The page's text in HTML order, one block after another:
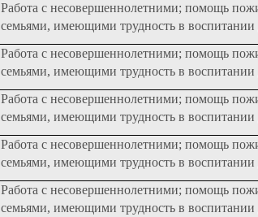
Работа с несовершеннолетними; помощь
семьями, имеющими трудность в воспитании
Работа с несовершеннолетними; помощь
семьями, имеющими трудность в воспитании
Работа с несовершеннолетними; помощь
семьями, имеющими трудность в воспитании
Работа с несовершеннолетними; помощь
семьями, имеющими трудность в воспитании
Работа с несовершеннолетними; помощь
семьями, имеющими трудность в воспитании